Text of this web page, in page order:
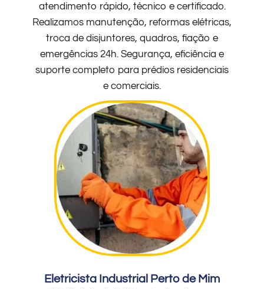
atendimento rápido, técnico e certificado.
Realizamos manutenção, reformas elétricas,
troca de disjuntores, quadros, fiação e
emergências 24h. Segurança, eficiência e
suporte completo para prédios residenciais
e comerciais.
Eletricista Industrial Perto de Mim